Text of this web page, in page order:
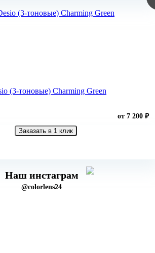
(3-тоновые) Charming Green
от 7 200 ₽
Заказать в 1 клик
Наш инстаграм
@colorlens24